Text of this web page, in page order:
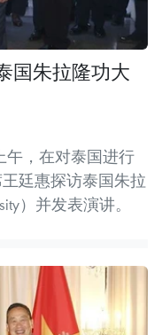
国朱拉隆功大
午，在对泰国进行
廷惠探访泰国朱拉
）并发表演讲。